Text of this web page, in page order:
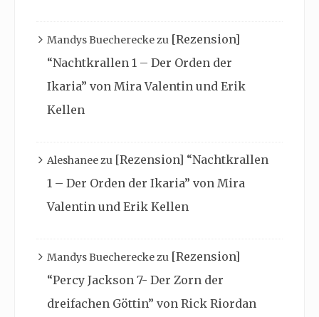
Mandys Buechereckezu [Rezension]
“Nachtkrallen 1 – Der Orden der
Ikaria” von Mira Valentin und Erik
Kellen
Aleshaneezu [Rezension] “Nachtkrallen
1 – Der Orden der Ikaria” von Mira
Valentin und Erik Kellen
Mandys Buechereckezu [Rezension]
“Percy Jackson 7- Der Zorn der
dreifachen Göttin” von Rick Riordan